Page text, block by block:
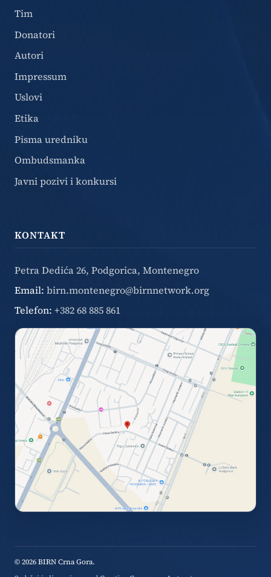
Tim
Donatori
Autori
Impressum
Uslovi
Etika
Pisma uredniku
Ombudsmanka
Javni pozivi i konkursi
KONTAKT
Petra Dedića 26, Podgorica, Montenegro
Email: birn.montenegro@birnnetwork.org
Telefon: +382 68 885 861
© 2026 BIRN Crna Gora.